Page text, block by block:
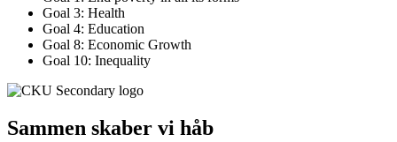
Goal 3: Health
Goal 4: Education
Goal 8: Economic Growth
Goal 10: Inequality
Sammen skaber vi håb